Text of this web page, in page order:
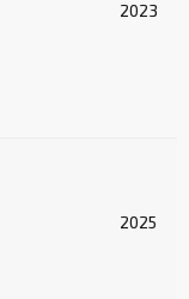
2023
2025